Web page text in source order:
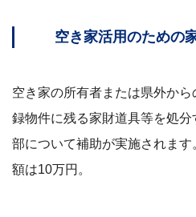
空き家活用のための家
空き家の所有者または県外か
録物件に残る家財道具等を処
部について補助が実施されま
額は10万円。